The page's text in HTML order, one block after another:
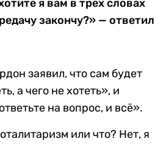
я вам в трех словах
закончу?» — ответил
заявил, что сам будет
а чего не хотеть», и
на вопрос, и всё».
или что? Нет, я